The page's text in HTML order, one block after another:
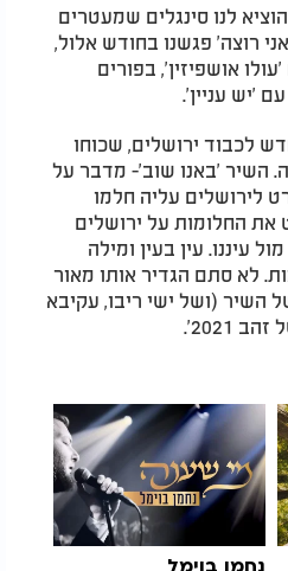
לנו סינגלים שמעטרים
רוצה' פגשנו בחודש אלול,
אושפיזין', בפורים
'יש עניין'.
לכבוד ירושלים, שכוחו
השיר 'באנו שוב'- מדבר על
לירושלים עליה חלמו
החלומות על ירושלים
עיננו. עין בעין ומילה
לא סתם הגדיר אותו מאור
השיר (ושל ישי ריבו, עקיבא
2021'.